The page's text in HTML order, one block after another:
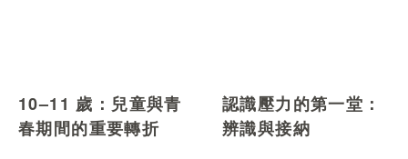
10–11 歲：兒童與青
春期間的重要轉折
認識壓力的第一堂：
辨識與接納